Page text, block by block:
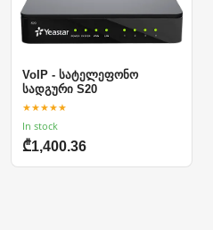
VoIP - სატელეფონო
სადგური S20
★★★★★
In stock
₾1,400.36